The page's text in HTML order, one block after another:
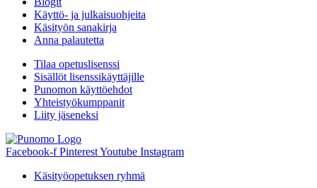
Käyttö- ja julkaisuohjeita
Käsityön sanakirja
Anna palautetta
Tilaa opetuslisenssi
Sisällöt lisenssikäyttäjille
Punomon käyttöehdot
Yhteistyökumppanit
Liity jäseneksi
Facebook-f PinterestYoutube Instagram
Käsityöopetuksen ryhmä